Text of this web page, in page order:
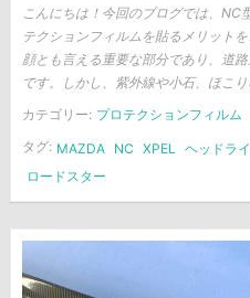
こんにちは！今回のブログでは、
テクションフィルムを貼るメリット
顔とも言える重要な部分であり、道
です。しかし、紫外線や小石、ほこ
カテゴリー: プロテクションフィルム
タグ: MAZDA NC XPEL ヘッドラ
ロードスター